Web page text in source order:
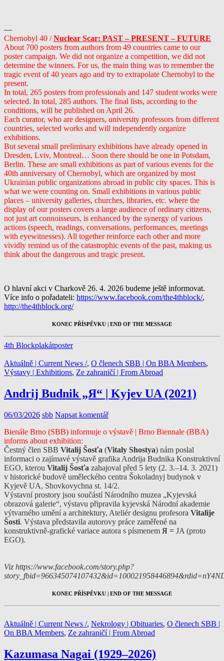
—
Chernobyl 40 /Nuclear Scar: PAST–PRESENT – FUTURE
About 700 posters from authors from 49 countries came to our
poster campaign. We did not organize a competition, we did not
determine the winners. For us, the main thing was to remember the
tragic event of 40 years ago and try to extrapolate Chernobyl to the
present.
In total, 265 posters from professionals and 147 student works were
selected. In total, 285 authors. The final lists, according to the
conditions, will be published on April 26.
Each curator, who are designers, university professors from different
countries, selected works and will independently organize
exhibitions.
But several small preliminary exhibitions have already opened in
Dresden, Lviv, Montreal… Soon there should be one in Potsdam,
Berlin. These are small exhibitions as part of various events for the
40th anniversary of Chernobyl, which are organized by most
Ukrainian public organizations abroad in public city spaces. This is
what we were counting on. Small exhibitions in various public
places – university galleries, churches, libraries, etc. where the
display of our posters covers a large audience of ordinary citizens,
not just art connoisseurs, is enhanced by the synergy of various
actions (speech, readings, conversations, performances, meetings
with eyewitnesses). All together reinforce each other and more
vividly remind us of the catastrophic events of the past, making us
think about the dangerous and tragic present.
O hlavní akci v Charkově 26. 4. 2026 budeme ještě informovat.
Více info o pořadateli: https://www.facebook.com/the4thblock/,
http://the4thblock.org/
KONEC PŘÍSPĚVKU | END OF THE MESSAGE
4th Blockplakátposter
Aktuálně | Current News /, O členech SBB | On BBA Members,
Výstavy | Exhibitions, Ze zahraničí | From Abroad
Andrij Budnik „Я“ | Kyjev UA (2021)
06/03/2026 sbb Napsat komentář
Bienále Brno (SBB) informuje o výstavě | Brno Biennale (BBA)
informs about exhibition:
Čestný člen SBB Vitalij Šosťa (Vitaly Shostya) nám poslal
informaci o zajímavé výstavě grafika Andrija Budnika Konstruktivní
EGO, kterou Vitalij Šosťa zahajoval před 5 lety (2. 3.–14. 3. 2021)
v historické budově uměleckého centra Šokoladnyj budynok v
Kyjevě UA, Shovkovychna st. 14/2.
Výstavní prostory jsou součástí Národního muzea „Kyjevská
obrazová galerie“, výstavu připravila kyjevská Národní akademie
výtvarného umění a architektury, Ateliér designu profesora Vitalije
Šosti. Výstava představila autorovy práce zaměřené na
konstruktivně-grafické variace autora s písmenem Я = JA (proto
EGO).
Viz https://www.facebook.com/story.php?
KONEC PŘÍSPĚVKU | END OF THE MESSAGE
Aktuálně | Current News /, Nekrology | Obituaries, O členech SBB |
On BBA Members, Ze zahraničí | From Abroad
Kazumasa Nagai (1929–2026)